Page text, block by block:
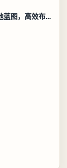
明日方舟终末地25级四号谷地基地蓝图，高效布局规划